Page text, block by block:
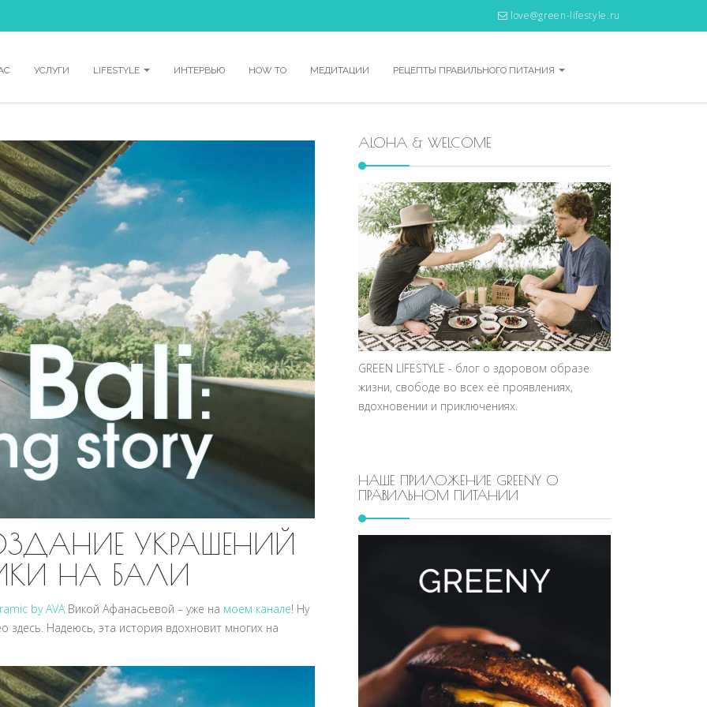
love@green-lifestyle.ru
УСЛУГИ LIFESTYLE ИНТЕРВЬЮ HOW TO МЕДИТАЦИИ РЕЦЕПТЫ ПРАВИЛЬНОГО ПИТАНИЯ
УКРАШЕНИЙ
НА БАЛИ
by AVA Викой Афанасьевой – уже на моем канале! Ну
здесь. Надеюсь, эта история вдохновит многих на
ALOHA & WELCOME
GREEN LIFESTYLE - блог о здоровом образе
жизни, свободе во всех её проявлениях,
вдохновении и приключениях.
НАШЕ ПРИЛОЖЕНИЕ GREENY О
ПРАВИЛЬНОМ ПИТАНИИ